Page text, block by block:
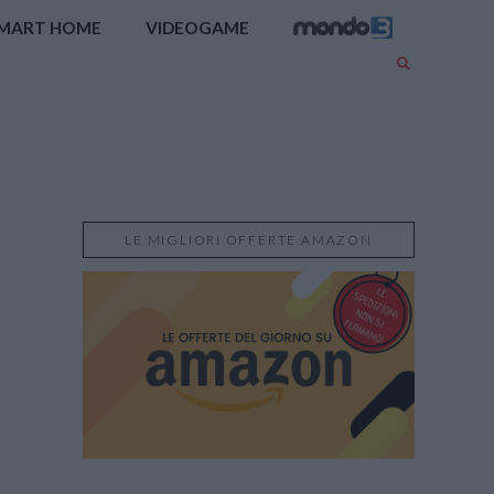
HOME VIDEOGAME
LE MIGLIORI OFFERTE AMAZON